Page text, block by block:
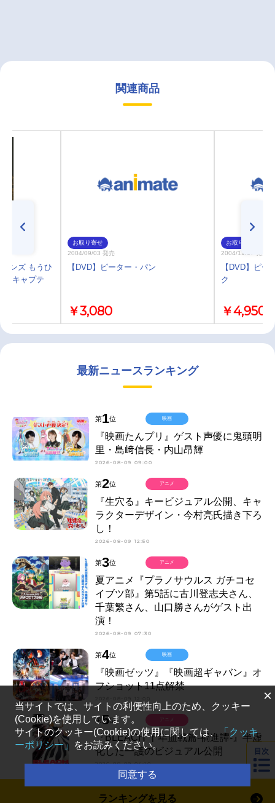
関連商品
ンズ もうひ
キャプテ
お取り寄せ
2004/09/03 発売
【DVD】ピーター・パン
￥3,080
お取り寄せ
2004/11/17 発売
【DVD】ピ
ク
￥4,950
最新ニュースランキング
第1位
『映画たんプリ』ゲスト声優に鬼頭明
里・島﨑信長・内山昂輝
2026-08-09 09:00
映画
第2位
『生穴る』キービジュアル公開、キャ
ラクターデザイン・今村亮氏描き下ろ
し！
2026-08-09 12:50
アニメ
第3位
夏アニメ『プラノサウルス ガチコセ
イブツ部』第5話に古川登志夫さん、
千葉繁さん、山口勝さんがゲスト出
演！
2026-08-09 07:30
アニメ
第4位
『映画ゼッツ』『映画超ギャバン』オ
フショット11点解禁
映画
第5位
『BLEACH 千年血戦篇-禍進譚-』半虚
化した一護のビジュアル公開
2026-08-09 04:10
アニメ
ランキングを見る
目次
×
当サイトでは、サイトの利便性向上のため、クッキー
(Cookie)を使用しています。
サイトのクッキー(Cookie)の使用に関しては、 「クッキ
ーポリシー」 をお読みください。
同意する